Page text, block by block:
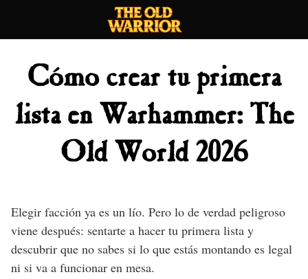
content
Cómo crear tu primera
lista en Warhammer: The
Old World 2026
Elegir facción ya es un lío. Pero lo de verdad peligroso
viene después: sentarte a hacer tu primera lista y
descubrir que no sabes si lo que estás montando es legal
ni si va a funcionar en mesa.